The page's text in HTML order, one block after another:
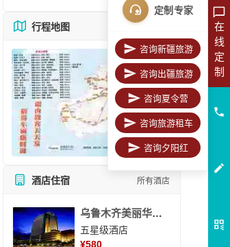
行程地图 更多地图
酒店住宿 所有酒店
乌鲁木齐美丽华大酒
五星级酒店
¥580
在
线
定
制
定制专家
咨询新疆旅游
咨询出疆旅游
咨询夏令营
咨询旅游租车
咨询夕阳红